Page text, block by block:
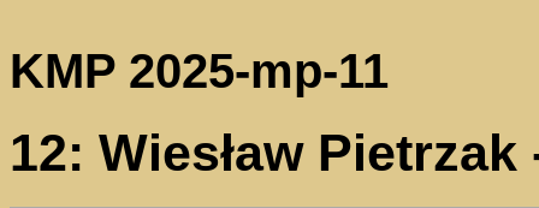
KMP 2025-mp-11
12: Wiesław